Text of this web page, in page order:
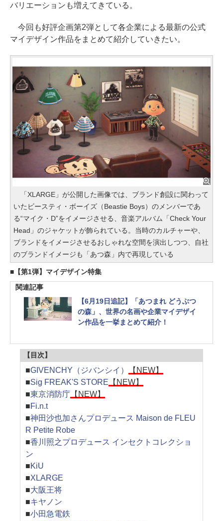
バリエーションも増えてきている。
今回も好評企画第2弾として各企業による最新の公式
マイデザイン作品をまとめて紹介していきたい。
「XLARGE」が公開した画像では、ブランド創設に関わって
いたビースティ・ボーイズ（Beastie Boys）のメンバーであ
る“マイク・D”をイメージさせる、音楽アルバム「Check Your
Head」のジャケットが飾られている。当時のカルチャーや、
ブランドをイメージさせるおしゃれな空間を演出しつつ、自社
のブランドイメージも「あつ森」内で再現している
【第1弾】マイデザイン特集
関連記事
【6月19日追記】「あつまれ どうぶつ
の森」、世界の名画や企業マイデザイ
ン作品を一挙まとめて紹介！
【目次】
■GIVENCHY（ジバンシイ）
【NEW】
■Sig FREAK'S STORE 【NEW】
■東京消防庁 【NEW】
■Fi.n.t
■神田沙也加さんプロデュース Maison de FLEU
R Petite Robe
■香川照之プロデュース インセクトコレクショ
ン
■KiU
■XLARGE
■大阪王将
■キヤノン
■小田急電鉄